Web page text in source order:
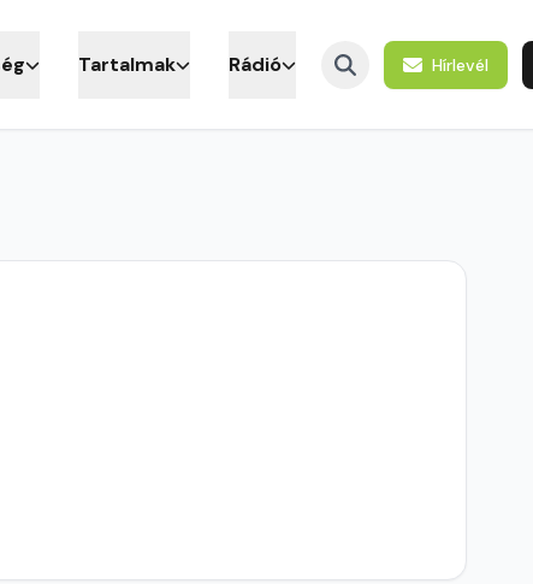
Tartalmak Rádió Hírlevél